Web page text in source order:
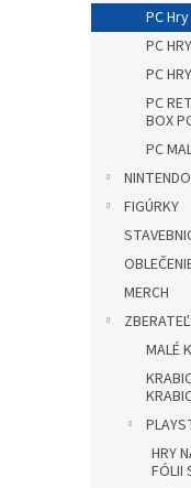
PC Hry
PC
PC
PC
BOX
PC
NINTENDO
FIGÚRKY
MERCH
MALÉ
HRY
FÓLII